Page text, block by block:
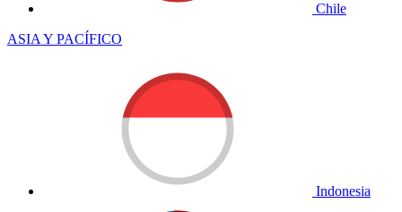
Chile
ASIA Y PACÍFICO
Indonesia